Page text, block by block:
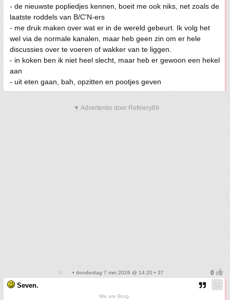
- de nieuwste popliedjes kennen, boeit me ook niks, net zoals de
laatste roddels van B/C'N-ers
- me druk maken over wat er in de wereld gebeurt. Ik volg het
wel via de normale kanalen, maar heb geen zin om er hele
discussies over te voeren of wakker van te liggen.
- in koken ben ik niet heel slecht, maar heb er gewoon een hekel
aan
- uit eten gaan, bah, opzitten en pootjes geven
▼ Advertentie door Refinery89
• donderdag 7 mei 2026 @ 14:20 • 37
Seven.
We are Borg.